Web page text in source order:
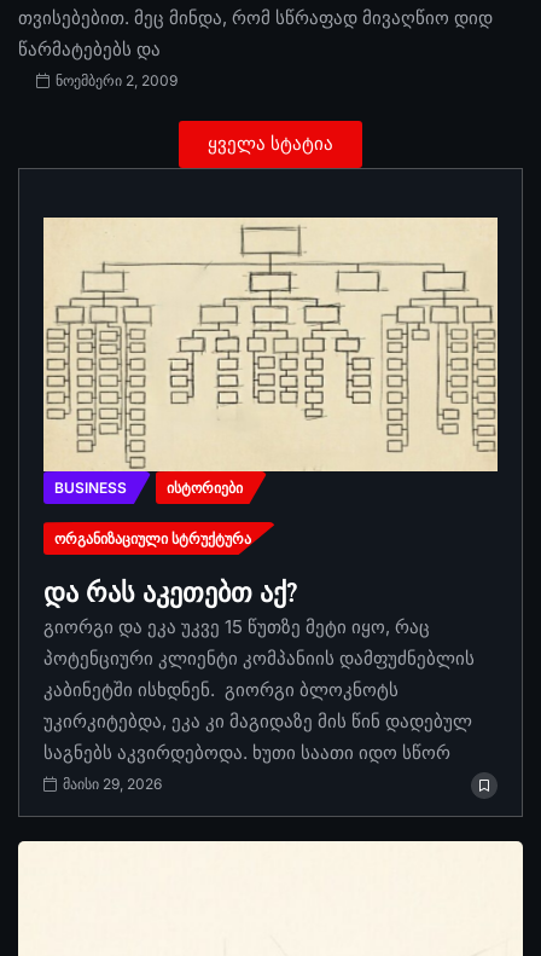
თვისებებით. მეც მინდა, რომ სწრაფად მივაღწიო დიდ
წარმატებებს და
ნოემბერი 2, 2009
ყველა სტატია
BUSINESS ᲘᲡᲢᲝᲠᲘᲔᲑᲘ
ᲝᲠᲒᲐᲜᲘᲖᲐᲪᲘᲣᲚᲘ ᲡᲢᲠᲣᲥᲢᲣᲠᲐ
და რას აკეთებთ აქ?
გიორგი და ეკა უკვე 15 წუთზე მეტი იყო, რაც
პოტენციური კლიენტი კომპანიის დამფუძნებლის
კაბინეტში ისხდნენ. გიორგი ბლოკნოტს
უკირკიტებდა, ეკა კი მაგიდაზე მის წინ დადებულ
საგნებს აკვირდებოდა. ხუთი საათი იდო სწორ
მაისი 29, 2026